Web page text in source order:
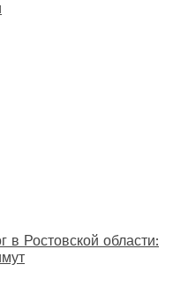
в Ростовской области: